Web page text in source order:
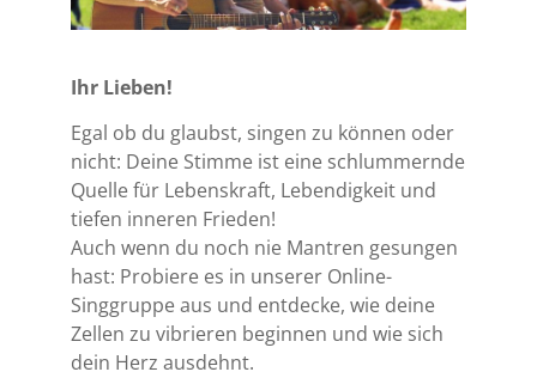
Ihr Lieben!
Egal ob du glaubst, singen zu können oder
nicht: Deine Stimme ist eine schlummernde
Quelle für Lebenskraft, Lebendigkeit und
tiefen inneren Frieden!
Auch wenn du noch nie Mantren gesungen
hast: Probiere es in unserer Online-
Singgruppe aus und entdecke, wie deine
Zellen zu vibrieren beginnen und wie sich
dein Herz ausdehnt.